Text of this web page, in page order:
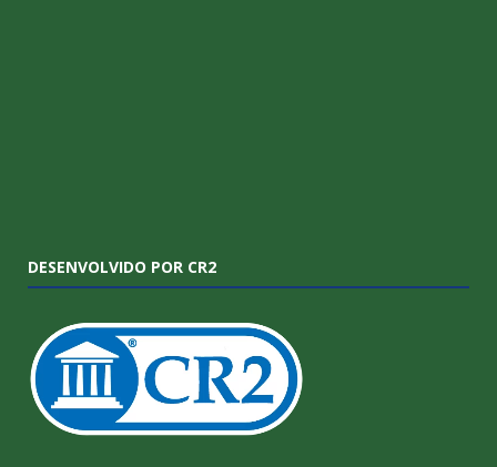
DESENVOLVIDO POR CR2